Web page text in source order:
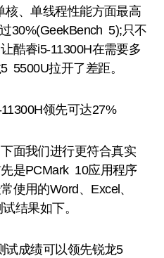
核、单线程性能方面最高
30%(GeekBench 5);只不
酷睿i5-11300H在需要多
5500U拉开了差距。
领先可达27%
我们进行更符合真实
是PCMark 10应用程序
使用的Word、Excel、
结果如下。
成绩可以领先锐龙5